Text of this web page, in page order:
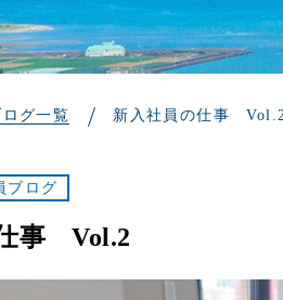
グ一覧 新入社員の仕事
ブログ
事 Vol.2